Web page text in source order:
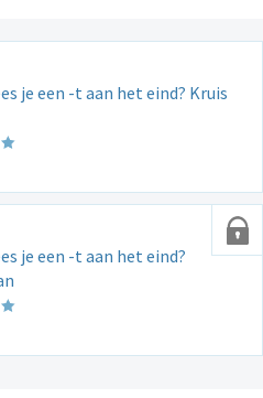
je een -t aan het eind? Kruis
je een -t aan het eind?